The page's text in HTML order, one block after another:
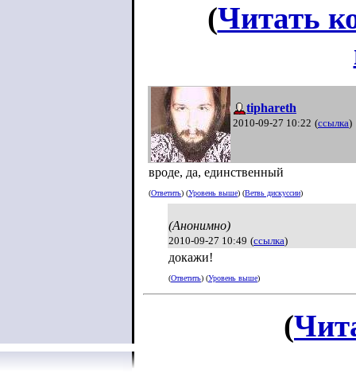
(Читать
tiphareth
2010-09-27 10:22 (ссылка)
вроде, да, единственный
(Ответить) (Уровень выше) (Ветвь дискуссии)
(Анонимно)
2010-09-27 10:49 (ссылка)
докажи!
(Ответить) (Уровень выше)
(